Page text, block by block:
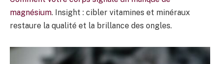
magnésium. Insight : cibler vitamines et minéraux
restaure la qualité et la brillance des ongles.